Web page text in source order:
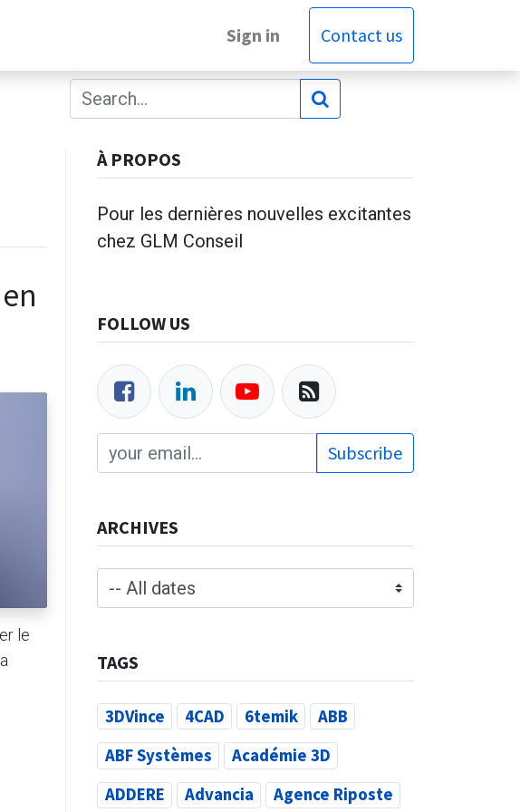
Sign in Contact us
le
À PROPOS
Pour les dernières nouvelles excitantes
chez GLM Conseil
FOLLOW US
Subscribe
ARCHIVES
TAGS
3DVince 4CAD 6temik
ABB
ABF Systèmes
Académie 3D
ADDERE
Advancia Agence Riposte